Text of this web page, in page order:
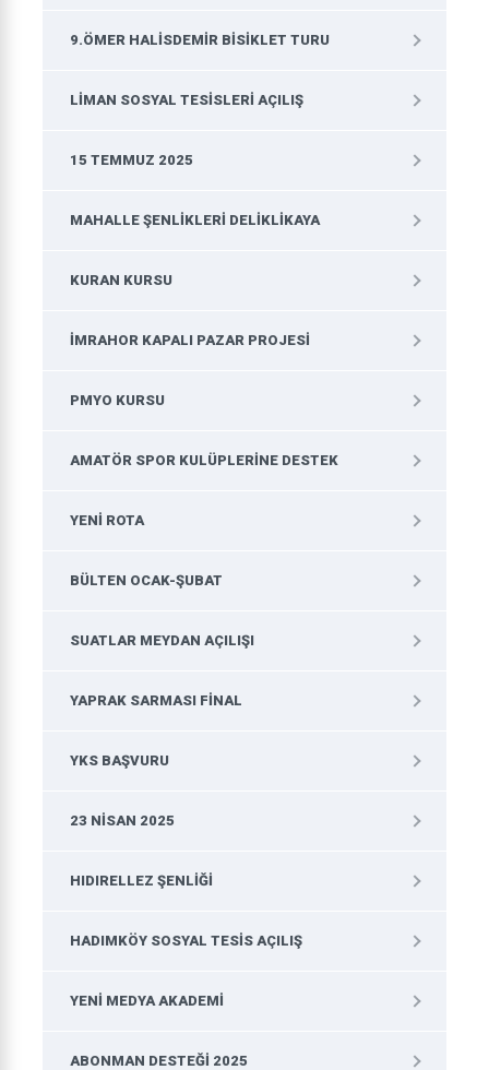
9.ÖMER HALISDEMIR BISIKLET TURU
LIMAN SOSYAL TESISLERI AÇILIŞ
15 TEMMUZ 2025
MAHALLE ŞENLIKLERI DELIKLIKAYA
KURAN KURSU
IMRAHOR KAPALI PAZAR PROJESI
PMYO KURSU
AMATÖR SPOR KULÜPLERINE DESTEK
YENI ROTA
BÜLTEN OCAK-ŞUBAT
SUATLAR MEYDAN AÇILIŞI
YAPRAK SARMASI FINAL
YKS BAŞVURU
23 NISAN 2025
HIDIRELLEZ ŞENLIĞI
HADIMKÖY SOSYAL TESIS AÇILIŞ
YENI MEDYA AKADEMI
ABONMAN DESTEĞI 2025